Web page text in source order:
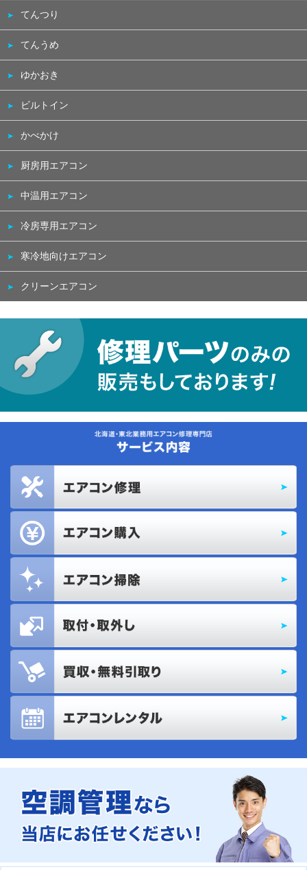
てんつり
てんうめ
ゆかおき
ビルトイン
かべかけ
厨房用エアコン
中温用エアコン
冷房専用エアコン
寒冷地向けエアコン
クリーンエアコン